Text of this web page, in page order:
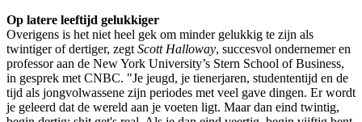
Op latere leeftijd gelukkiger
Overigens is het niet heel gek om minder gelukkig te zijn als
twintiger of dertiger, zegt Scott Halloway, succesvol ondernemer en
professor aan de New York University’s Stern School of Business,
in gesprek met CNBC. "Je jeugd, je tienerjaren, studententijd en de
tijd als jongvolwassene zijn periodes met veel gave dingen. Er wordt
je geleerd dat de wereld aan je voeten ligt. Maar dan eind twintig,